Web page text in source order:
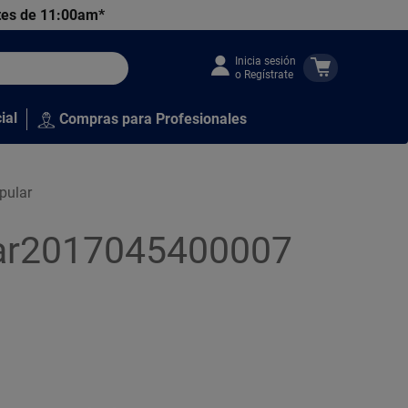
de 11:00am*
Inicia sesión
o Regístrate
Compras para Profesionales